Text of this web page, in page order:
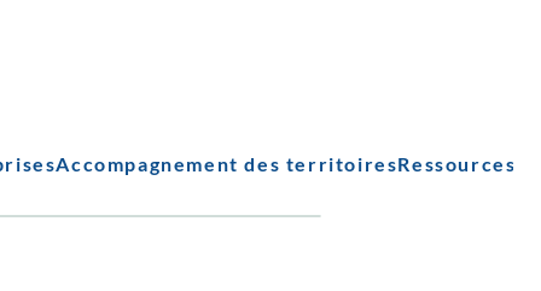
Accompagnement des territoiresRessources